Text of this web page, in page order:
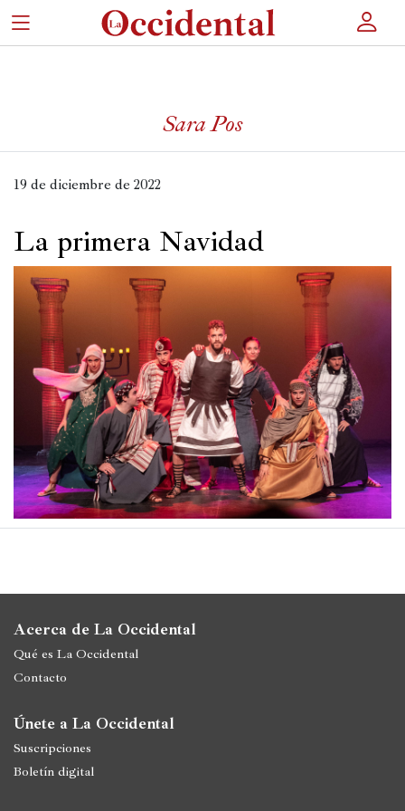
×
Actualidad
Entretenimiento
Autores
Revista
Actualidad
Política
España
Iberoamérica
mundo
Crítica
cultural
Sara Pos
La primera Navidad
19 de diciembre de 2022
Acerca de La Occidental
Qué es La Occidental
Contacto
Únete a La Occidental
Suscripciones
Boletín digital